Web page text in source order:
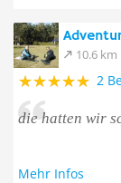
10.6 km
2
die hatten wir
Mehr Infos